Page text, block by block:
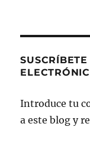
Introduce tu
a este blog y